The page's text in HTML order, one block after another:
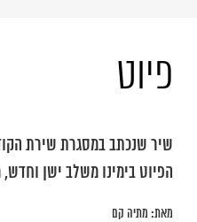
פיוט
שיר שנכתב במסגרת שירת
הפיוט בימינו משלב ישן
מאת: מתיה קם